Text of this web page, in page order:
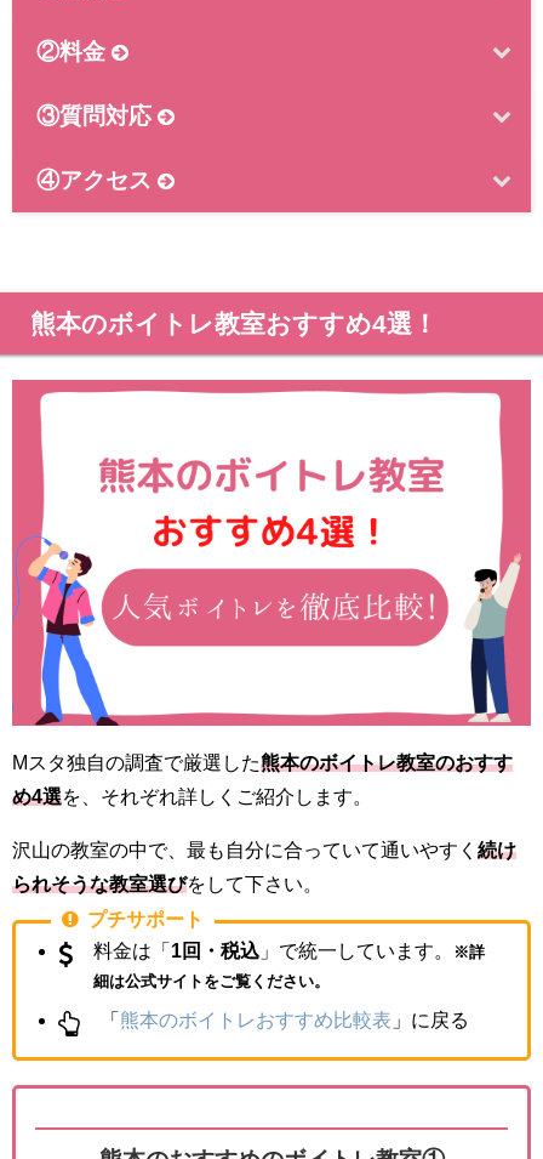
②料金
③質問対応
④アクセス
熊本のボイトレ教室おすすめ4選！
Mスタ独自の調査で厳選した熊本のボイトレ教室のおすす
め4選を、それぞれ詳しくご紹介します。
沢山の教室の中で、最も自分に合っていて通いやすく 続け
られそうな教室選びをして下さい。
プチサポート
料金は「 1回・税込」で統一しています。
※詳
細は公式サイトをご覧ください。
「 熊本のボイトレおすすめ比較表 」に戻る